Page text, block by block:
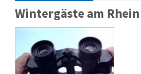
Wintergäste am Rhein